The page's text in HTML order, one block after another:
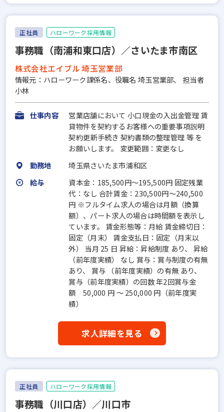
正社員 ハローワーク採用情報
事務職（南浦和東口店）／さいたま市南区
株式会社エイブル 埼玉営業部
情報元：ハローワーク課係名、役職名 埼玉営業部、 担当者
小林
仕事内容
営業店舗において 小口現金の入出金管理 賃
貸物件を契約するお客様への重要事項説明
契約更新手続き 契約書類の整理管理 等 を
お願いします。 変更範囲：変更なし
勤務地
埼玉県さいたま市浦和区
給与
資本金：185,500円〜195,500円 固定残業
代：なし 合計賃金：230,500円～240,500
円 ※フルタイム求人の場合は月額（換算
額）、パート求人の場合は時間額を表示し
ています。 賃金形態等：月給 賃金締切日：
固定（月末） 賃金支払日：固定（月末以
外） 当月 25 日 昇給：昇給制度 あり、 昇給
（前年度実績） なし 賞与：賞与制度の有無
あり、 賞与 （前年度実績）の有無 あり、
賞与（前年度実績）の回数 年2回賞与金
額 50,000 円 ～ 250,000 円（前年度実
績）
求人詳細を見る
正社員 ハローワーク採用情報
事務職（川口店）／川口市